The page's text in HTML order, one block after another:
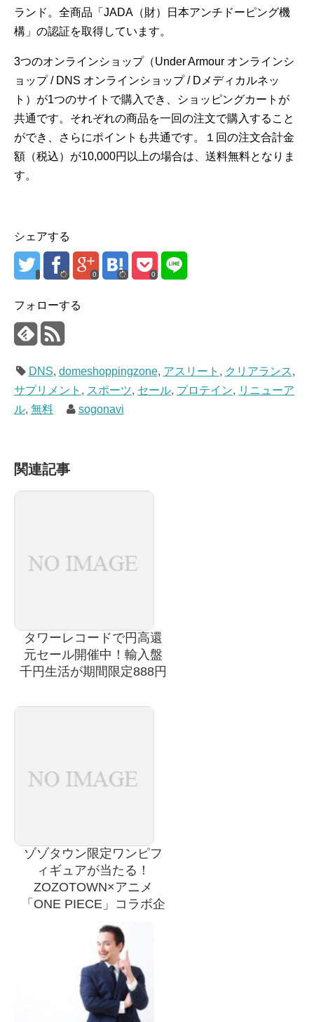
ランド。全商品「JADA（財）日本アンチドーピング機
構」の認証を取得しています。
3つのオンラインショップ（Under Armour オンラインシ
ョップ / DNS オンラインショップ / Dメディカルネッ
ト）が1つのサイトで購入でき、ショッピングカートが
共通です。それぞれの商品を一回の注文で購入すること
ができ、さらにポイントも共通です。１回の注文合計金
額（税込）が10,000円以上の場合は、送料無料となりま
す。
シェアする
0 0
フォローする
DNS, domeshoppingzone, アスリート , クリアランス,
サプリメント , スポーツ, セール, プロテイン, リニューア
ル, 無料 sogonavi
関連記事
タワーレコードで円高還
元セール開催中！輸入盤
千円生活が期間限定888円
ゾゾタウン限定ワンピフ
ィギュアが当たる！
ZOZOTOWN×アニメ
「ONE PIECE」コラボ企